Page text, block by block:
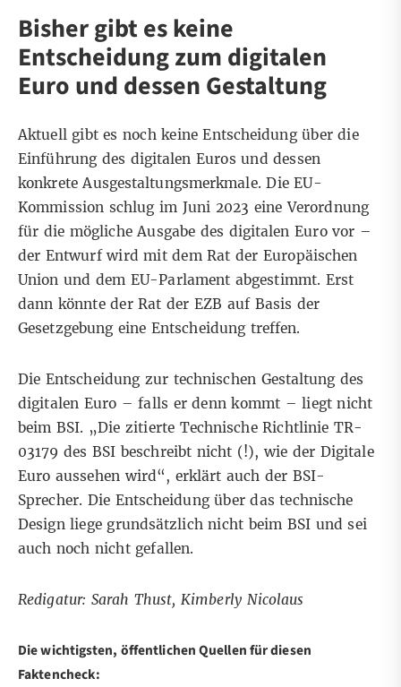
Bisher gibt es keine
Entscheidung zum digitalen
Euro und dessen Gestaltung
Aktuell gibt es noch keine Entscheidung über die
Einführung des digitalen Euros und dessen
konkrete Ausgestaltungsmerkmale. Die EU-
Kommission schlug im Juni 2023 eine Verordnung
für die mögliche Ausgabe des digitalen Euro vor –
der Entwurf wird mit dem Rat der Europäischen
Union und dem EU-Parlament abgestimmt. Erst
dann könnte der Rat der EZB auf Basis der
Gesetzgebung eine Entscheidung treffen.
Die Entscheidung zur technischen Gestaltung des
digitalen Euro – falls er denn kommt – liegt nicht
beim BSI. „Die zitierte Technische Richtlinie TR-
03179 des BSI beschreibt nicht (!), wie der Digitale
Euro aussehen wird“, erklärt auch der BSI-
Sprecher. Die Entscheidung über das technische
Design liege grundsätzlich nicht beim BSI und sei
auch noch nicht gefallen.
Redigatur: Sarah Thust, Kimberly Nicolaus
Die wichtigsten, öffentlichen Quellen für diesen
Faktencheck: